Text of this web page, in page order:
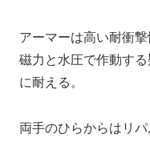
アーマーは高い耐衝
磁力と水圧で作動す
に耐える。
両手のひらからはリパ